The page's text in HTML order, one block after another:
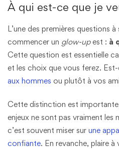
À qui est-ce que je
L’une des premières questions
commencer un glow-upest : à
Cette question est essentielle
et les choix que vous ferez.
aux hommes ou plutôt à vos
Cette distinction est
enjeux ne sont pas vraiment les
c’est souvent miser sur une
confiante. En revanche, plaire